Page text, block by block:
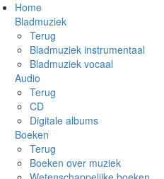
Overslaan
naar
inhoud
gaan
Home
Bladmuziek
Terug
Bladmuziek instrumentaal
Bladmuziek vocaal
Audio
Terug
CD
Digitale albums
Boeken
Terug
Boeken over muziek